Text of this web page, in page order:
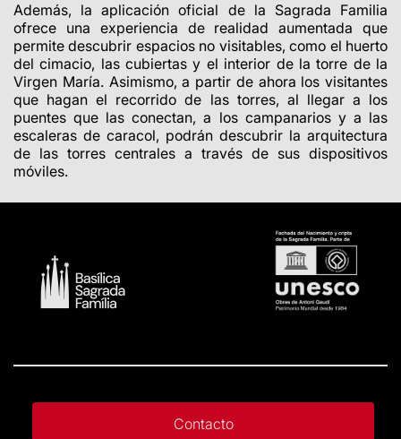
Además, la aplicación oficial de la Sagrada Familia
ofrece una experiencia de realidad aumentada que
permite descubrir espacios no visitables, como el huerto
del cimacio, las cubiertas y el interior de la torre de la
Virgen María. Asimismo, a partir de ahora los visitantes
que hagan el recorrido de las torres, al llegar a los
puentes que las conectan, a los campanarios y a las
escaleras de caracol, podrán descubrir la arquitectura
de las torres centrales a través de sus dispositivos
móviles.
Contacto